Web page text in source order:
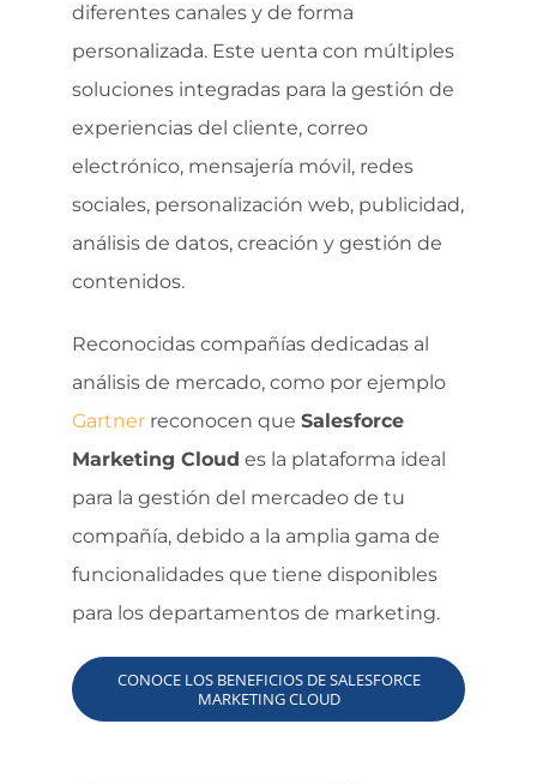
diferentes canales y de forma
personalizada. Este uenta con múltiples
soluciones integradas para la gestión de
experiencias del cliente, correo
electrónico, mensajería móvil, redes
sociales, personalización web, publicidad,
análisis de datos, creación y gestión de
contenidos.
Reconocidas compañías dedicadas al
análisis de mercado, como por ejemplo
Gartner reconocen que Salesforce
Marketing Cloud es la plataforma ideal
para la gestión del mercadeo de tu
compañía, debido a la amplia gama de
funcionalidades que tiene disponibles
para los departamentos de marketing.
CONOCE LOS BENEFICIOS DE SALESFORCE
MARKETING CLOUD